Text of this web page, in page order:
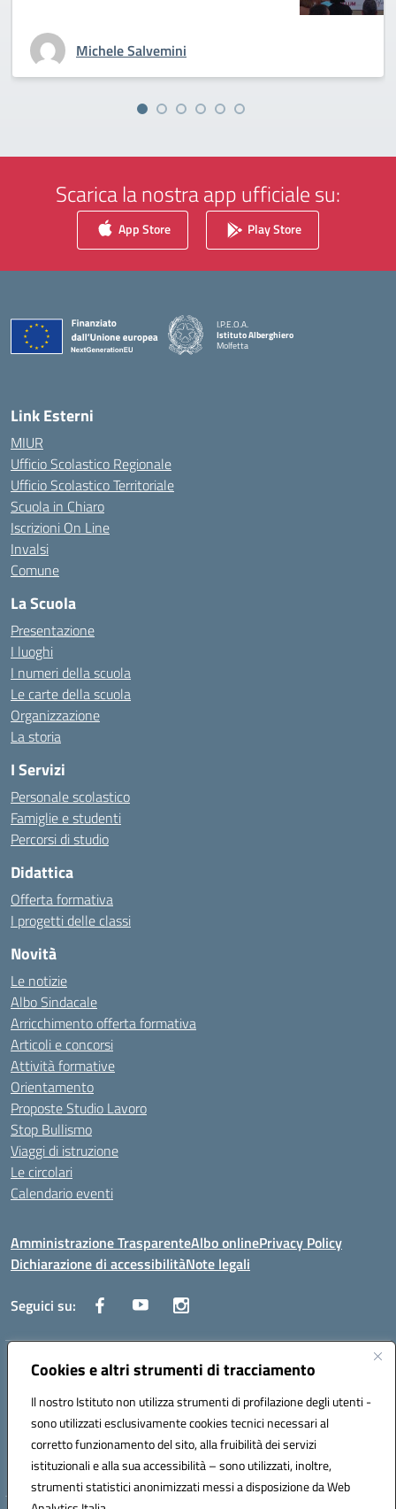
Cookies e altri strumenti di tracciamento
Il nostro Istituto non utilizza strumenti di profilazione degli utenti -
sono utilizzati esclusivamente cookies tecnici necessari al
corretto funzionamento del sito, alla fruibilità dei servizi
istituzionali e alla sua accessibilità – sono utilizzati, inoltre,
strumenti statistici anonimizzati messi a disposizione da Web
Michele Salvemini
Scarica la nostra app ufficiale su:
App Store Play Store
I.P.E.O.A.
Istituto Alberghiero
Molfetta
Link Esterni
MIUR
Ufficio Scolastico Regionale
Ufficio Scolastico Territoriale
Scuola in Chiaro
Iscrizioni On Line
Invalsi
Comune
La Scuola
Presentazione
I luoghi
I numeri della scuola
Le carte della scuola
Organizzazione
La storia
I Servizi
Personale scolastico
Famiglie e studenti
Percorsi di studio
Didattica
Offerta formativa
I progetti delle classi
Novità
Le notizie
Albo Sindacale
Arricchimento offerta formativa
Articoli e concorsi
Attività formative
Orientamento
Proposte Studio Lavoro
Stop Bullismo
Viaggi di istruzione
Le circolari
Calendario eventi
Amministrazione TrasparenteAlbo onlinePrivacy Policy
Dichiarazione di accessibilitàNote legali
Seguici su:
Indirizzo:Corso Fornari, 1 - 70056 Molfetta
Posta elettronica certificata (PEC):BARH04000D@pec.istruzione.it
Codice fiscale: 93249230728
Codice meccanografico: BARH04000D